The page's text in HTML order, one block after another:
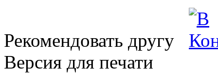
Рекомендовать другу
Версия для печати